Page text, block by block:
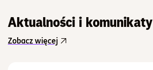
Aktualności i komunikaty
Zobacz więcej